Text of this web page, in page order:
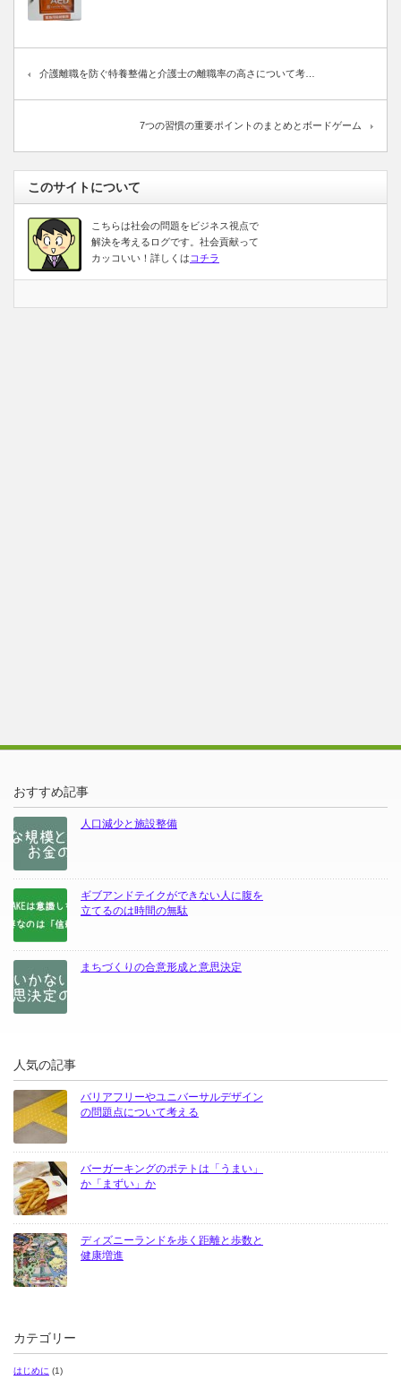
介護離職を防ぐ特養整備と介護士の離職率の高さについて考…
7つの習慣の重要ポイントのまとめとボードゲーム
このサイトについて
こちらは社会の問題をビジネス視点で
解決を考えるログです。社会貢献って
カッコいい！詳しくは コチラ
おすすめ記事
人口減少と施設整備
ギブアンドテイクができない人に腹を
立てるのは時間の無駄
まちづくりの合意形成と意思決定
人気の記事
バリアフリーやユニバーサルデザイン
の問題点について考える
バーガーキングのポテトは「うまい」
か「まずい」か
ディズニーランドを歩く距離と歩数と
健康増進
カテゴリー
はじめに (1)